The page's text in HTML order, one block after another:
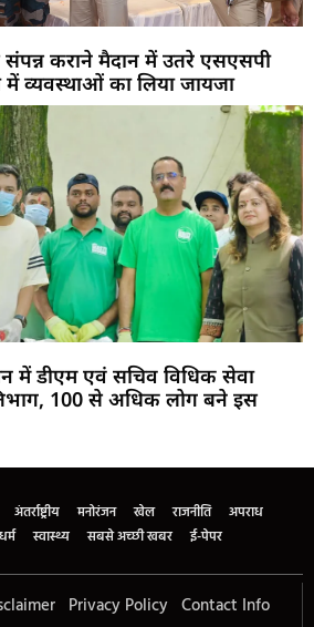
कराने मैदान में उतरे एसएसपी
व्यवस्थाओं का लिया जायजा
में डीएम एवं सचिव विधिक सेवा
100 से अधिक लोग बने इस
अंतर्राष्ट्रीय मनोरंजन खेल राजनीति
अपराध
धर्म स्वास्थ्य सबसे अच्छी खबर ई-पेपर
Privacy Policy Contact Info